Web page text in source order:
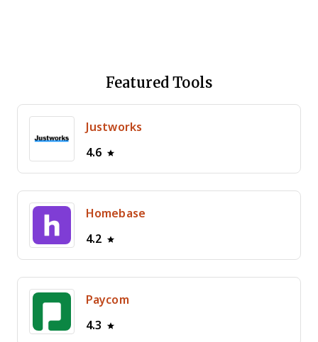
Featured Tools
Justworks
4.6
Homebase
4.2
Paycom
4.3